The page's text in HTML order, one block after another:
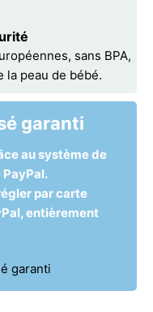
sans BPA,
la peau de bébé.
garanti
au système de
par carte
entièrement